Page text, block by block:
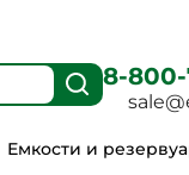
8-800-
Емкости и